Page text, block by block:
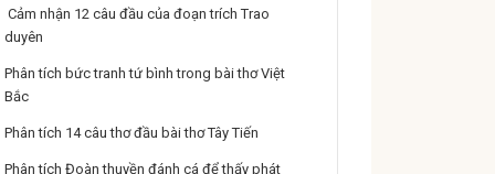
Cảm nhận 12 câu đầu của đoạn trích Trao
duyên
Phân tích bức tranh tứ bình trong bài thơ Việt
Bắc
Phân tích 14 câu thơ đầu bài thơ Tây Tiến
Phân tích Đoàn thuyền đánh cá để thấy phát